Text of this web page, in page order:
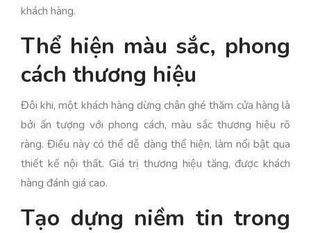
khách hàng.
Thể hiện màu sắc, phong
cách thương hiệu
Đôi khi, một khách hàng dừng chân ghé thăm cửa hàng là
bởi ấn tượng với phong cách, màu sắc thương hiệu rõ
ràng. Điều này có thể dễ dàng thể hiện, làm nổi bật qua
thiết kế nội thất. Giá trị thương hiệu tăng, được khách
hàng đánh giá cao.
Tạo dựng niềm tin trong